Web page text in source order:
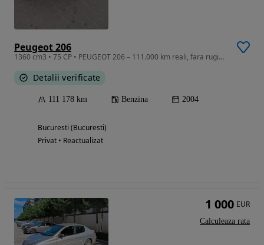
Peugeot 206
1360 cm3 • 75 CP • PEUGEOT 206 – 111.000 km reali, fara rugina. An 2004. 1.4 Benzina
Detalii verificate
111 178 km Benzina 2004
Bucuresti (Bucuresti)
Privat • Reactualizat
1 000 EUR
Calculeaza rata